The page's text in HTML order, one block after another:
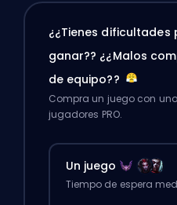
¿¿Tienes dificultades
ganar?? ¿¿Malos
de equipo??
Compra un juego con
jugadores PRO.
Un juego
Tiempo de espera